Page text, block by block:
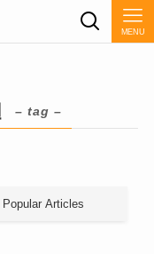
MENU
– tag –
Popular Articles